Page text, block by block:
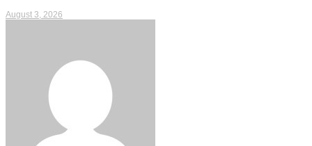
August 3, 2026